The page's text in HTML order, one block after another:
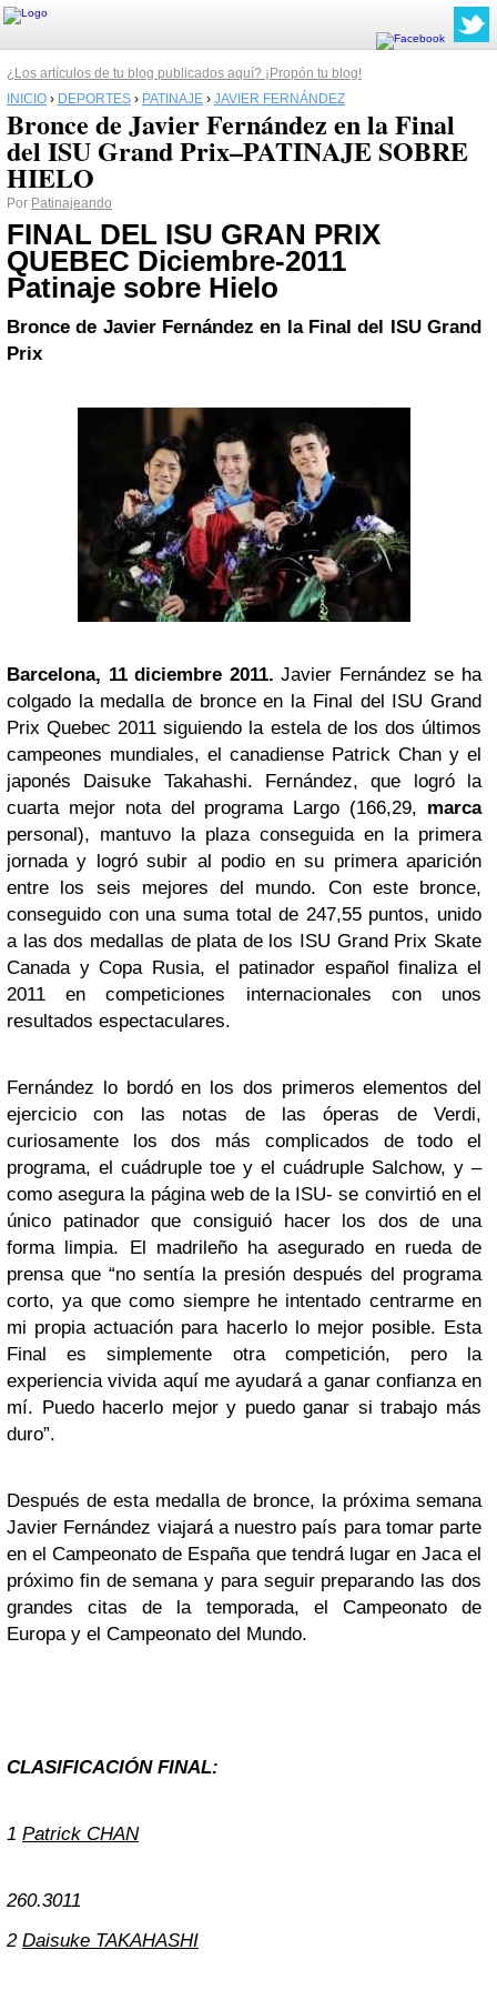
¿Los artículos de tu blog publicados aquí? ¡Propón tu blog!
INICIO › DEPORTES › PATINAJE › JAVIER FERNÁNDEZ
Bronce de Javier Fernández en la Final
del ISU Grand Prix–PATINAJE SOBRE
HIELO
Por Patinajeando
FINAL DEL ISU GRAN PRIX
QUEBEC Diciembre-2011
Patinaje sobre Hielo
Bronce de Javier Fernández en la Final del ISU Grand
Prix
Barcelona, 11 diciembre 2011. Javier Fernández se ha
colgado la medalla de bronce en la Final del ISU Grand
Prix Quebec 2011 siguiendo la estela de los dos últimos
campeones mundiales, el canadiense Patrick Chan y el
japonés Daisuke Takahashi. Fernández, que logró la
cuarta mejor nota del programa Largo (166,29, marca
personal), mantuvo la plaza conseguida en la primera
jornada y logró subir al podio en su primera aparición
entre los seis mejores del mundo. Con este bronce,
conseguido con una suma total de 247,55 puntos, unido
a las dos medallas de plata de los ISU Grand Prix Skate
Canada y Copa Rusia, el patinador español finaliza el
2011 en competiciones internacionales con unos
resultados espectaculares.
Fernández lo bordó en los dos primeros elementos del
ejercicio con las notas de las óperas de Verdi,
curiosamente los dos más complicados de todo el
programa, el cuádruple toe y el cuádruple Salchow, y –
como asegura la página web de la ISU- se convirtió en el
único patinador que consiguió hacer los dos de una
forma limpia. El madrileño ha asegurado en rueda de
prensa que “no sentía la presión después del programa
corto, ya que como siempre he intentado centrarme en
mi propia actuación para hacerlo lo mejor posible. Esta
Final es simplemente otra competición, pero la
experiencia vivida aquí me ayudará a ganar confianza en
mí. Puedo hacerlo mejor y puedo ganar si trabajo más
duro”.
Después de esta medalla de bronce, la próxima semana
Javier Fernández viajará a nuestro país para tomar parte
en el Campeonato de España que tendrá lugar en Jaca el
próximo fin de semana y para seguir preparando las dos
grandes citas de la temporada, el Campeonato de
Europa y el Campeonato del Mundo.
CLASIFICACIÓN FINAL:
1 Patrick CHAN
260.3011
2 Daisuke TAKAHASHI